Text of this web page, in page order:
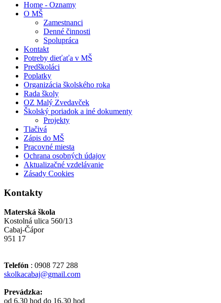
Home - Oznamy
O MŠ
Zamestnanci
Denné činnosti
Spolupráca
Kontakt
Potreby dieťaťa v MŠ
Predškoláci
Poplatky
Organizácia školského roka
Rada školy
OZ Malý Zvedavček
Školský poriadok a iné dokumenty
Projekty
Tlačivá
Zápis do MŠ
Pracovné miesta
Ochrana osobných údajov
Aktualizačné vzdelávanie
Zásady Cookies
Kontakty
Materská škola
Kostolná ulica 560/13
Cabaj-Čápor
951 17
Telefón : 0908 727 288
skolkacabaj@gmail.com
Prevádzka:
od 6,30 hod do 16,30 hod